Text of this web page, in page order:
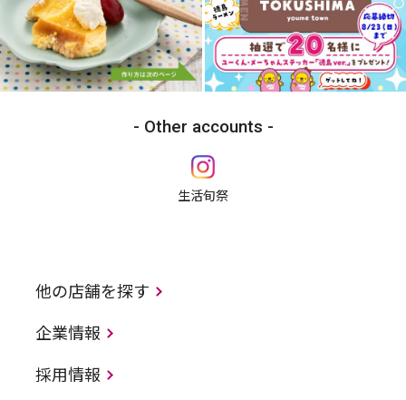
Other accounts
生活旬祭
他の店舗を探す
企業情報
採用情報